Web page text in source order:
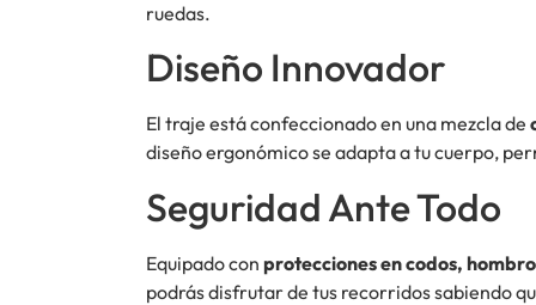
ruedas.
Diseño Innovador
El traje está confeccionado en una mezcla de
diseño ergonómico se adapta a tu cuerpo,
Seguridad Ante Todo
Equipado con protecciones en codos,
podrás disfrutar de tus recorridos sabiendo